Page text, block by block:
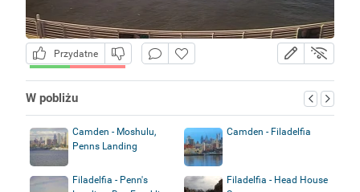
Przydatne
W pobliżu
Camden - Moshulu,
Penns Landing
Camden - Filadelfia
Filadelfia - Penn's
Filadelfia - Head House